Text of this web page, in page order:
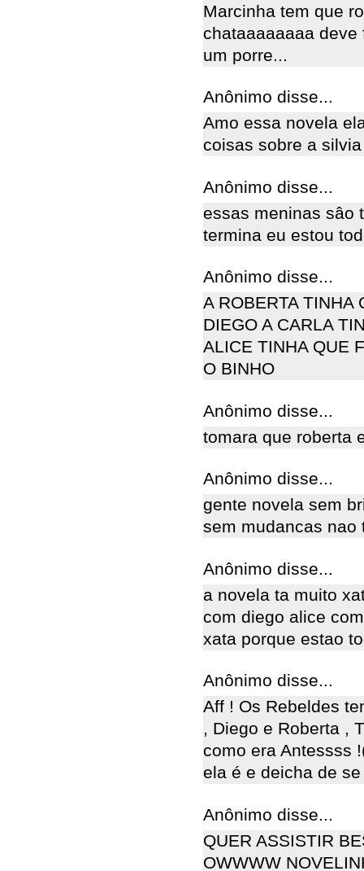
Marcinha tem que
chataaaaaaaa
um porre...
Anônimo disse...
Amo essa novela
coisas sobre a
Anônimo disse...
essas meninas sâo
termina eu estou
Anônimo disse...
A ROBERTA TINHA
DIEGO A CARLA
ALICE TINHA QUE
O BINHO
Anônimo disse...
tomara que roberta
Anônimo disse...
gente novela sem
sem mudancas nao
Anônimo disse...
a novela ta muito
com diego alice
xata porque estao
Anônimo disse...
Aff ! Os Rebeldes
, Diego e Roberta ,
como era Antessss
ela é e deicha de
Anônimo disse...
QUER ASSISTIR
OWWWW